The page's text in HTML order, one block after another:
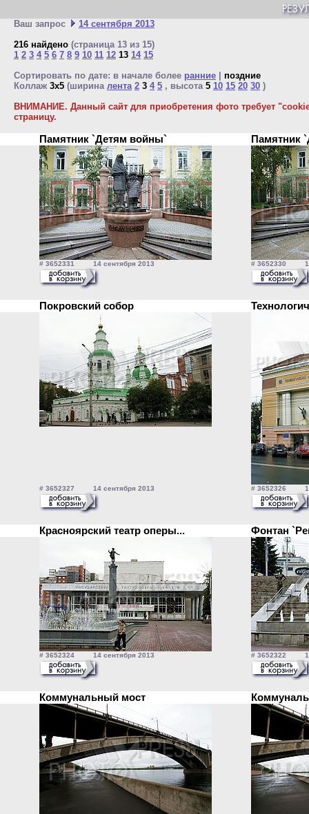
Ваш запрос
14 сентября 2013
216 найдено (страница 13 из 15)
1 2 3 4 5 6 7 8 9 10 11 12 13 14 15
Сортировать по дате: в начале более ранние
поздние
Коллаж 3x5 (ширина лента 2 3 4 5 , высота 5 10 15 20 30 )
ВНИМАНИЕ. Данный сайт для приобретения фото требует
страницу.
Памятник `Детям войны` Памятник
# 3652331 14 сентября 2013 # 3652330 14
Покровский собор
# 3652327 14 сентября 2013 # 3652326 14
Красноярский театр оперы... Фонтан
# 3652324 14 сентября 2013 # 3652322 14
Коммунальный мост